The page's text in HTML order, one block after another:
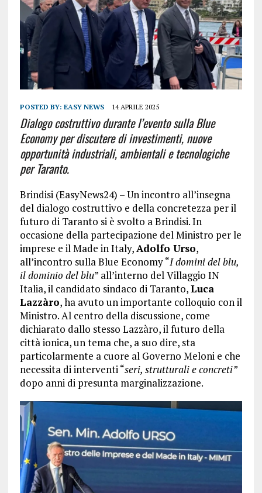
POSTED BY: EASY NEWS 14 APRILE 2025
Dialogo costruttivo durante l’evento sulla Blue
Economy per discutere di investimenti, nuove
opportunità industriali, ambientali e tecnologiche
per Taranto.
Brindisi (EasyNews24) – Un incontro all’insegna
del dialogo costruttivo e della concretezza per il
futuro di Taranto si è svolto a Brindisi. In
occasione della partecipazione del Ministro per le
imprese e il Made in Italy,Adolfo Urso,
all’incontro sulla Blue Economy “I domini del blu,
il dominio del blu” all’interno del Villaggio IN
Italia, il candidato sindaco di Taranto,Luca
Lazzàro, ha avuto un importante colloquio con il
Ministro. Al centro della discussione, come
dichiarato dallo stesso Lazzàro, il futuro della
città ionica, un tema che, a suo dire, sta
particolarmente a cuore al Governo Meloni e che
necessita di interventi “seri, strutturali e concreti”
dopo anni di presunta marginalizzazione.